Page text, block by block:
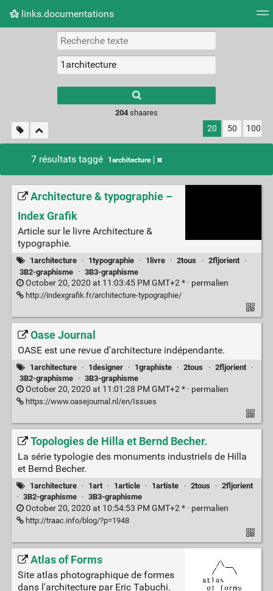
links.documentations
Nuage de tags Mur d'images
results.
204shaares
20 50 100
7 résultats taggé 1architecture
Architecture & typographie –
Index Grafik
Article sur le livre Architecture &
typographie.
1architecture · 1typographie · 1livre · 2tous · 2fljorient
·
3B2-graphisme
· 3B3-graphisme
October 20, 2020 at 11:03:45 PM GMT+2 * · permalien
http://indexgrafik.fr/architecture-typographie/
Oase Journal
OASE est une revue d'architecture indépendante.
1architecture · 1designer · 1graphiste · 2tous · 2fljorient
·
3B2-graphisme
· 3B3-graphisme
October 20, 2020 at 11:01:28 PM GMT+2 * · permalien
https://www.oasejournal.nl/en/Issues
Topologies de Hilla et Bernd Becher.
La série typologie des monuments industriels de Hilla
et Bernd Becher.
1architecture · 1art · 1article · 1artiste · 2tous · 2fljorient
· 3B2-graphisme · 3B3-graphisme
October 20, 2020 at 10:54:53 PM GMT+2 * · permalien
http://traac.info/blog/?p=1948
Atlas of Forms
Site atlas photographique de formes
dans l'architecture par Eric Tabuchi.